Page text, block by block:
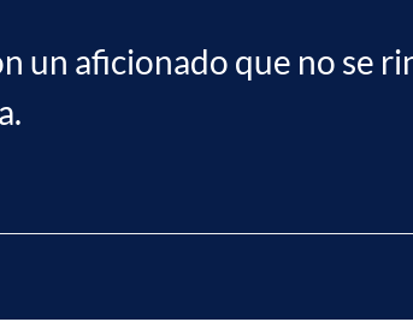
un aficionado que no se